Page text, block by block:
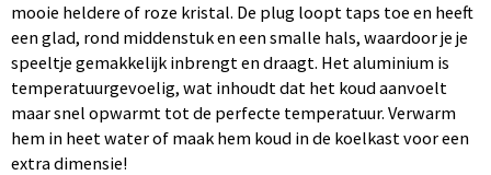
mooie heldere of roze kristal. De plug loopt taps toe en heeft
een glad, rond middenstuk en een smalle hals, waardoor je je
speeltje gemakkelijk inbrengt en draagt. Het aluminium is
temperatuurgevoelig, wat inhoudt dat het koud aanvoelt
maar snel opwarmt tot de perfecte temperatuur. Verwarm
hem in heet water of maak hem koud in de koelkast voor een
extra dimensie!